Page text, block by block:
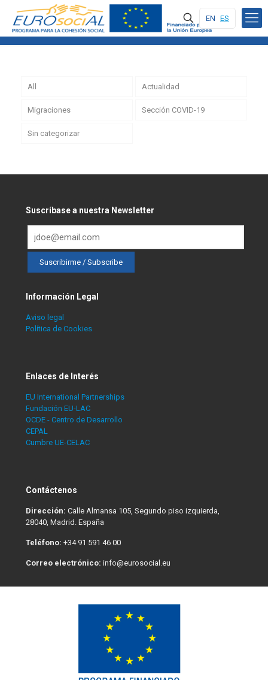
EN ES
All Actualidad
Migraciones Sección COVID-19
Sin categorizar
Suscríbase a nuestra Newsletter
Información Legal
Aviso legal
Política de Cookies
Enlaces de Interés
EU International Partnerships
Fundación EU-LAC
OCDE - Centro de Desarrollo
CEPAL
Cumbre UE-CELAC
Contáctenos
Dirección: Calle Almansa 105, Segundo piso izquierda,
28040, Madrid. España
Teléfono: +34 91 591 46 00
Correo electrónico: info@eurosocial.eu